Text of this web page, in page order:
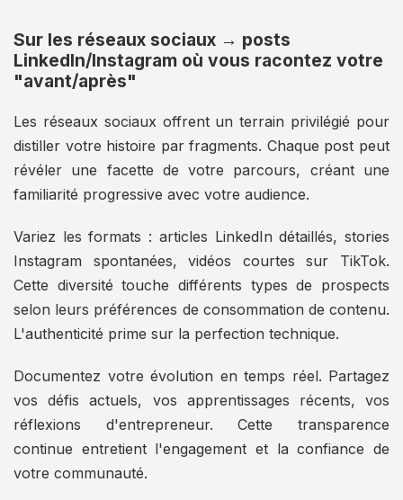
Sur les réseaux sociaux → posts
LinkedIn/Instagram où vous racontez votre
"avant/après"
Les réseaux sociaux offrent un terrain privilégié pour
distiller votre histoire par fragments. Chaque post peut
révéler une facette de votre parcours, créant une
familiarité progressive avec votre audience.
Variez les formats : articles LinkedIn détaillés, stories
Instagram spontanées, vidéos courtes sur TikTok.
Cette diversité touche différents types de prospects
selon leurs préférences de consommation de contenu.
L'authenticité prime sur la perfection technique.
Documentez votre évolution en temps réel. Partagez
vos défis actuels, vos apprentissages récents, vos
réflexions d'entrepreneur. Cette transparence
continue entretient l'engagement et la confiance de
votre communauté.